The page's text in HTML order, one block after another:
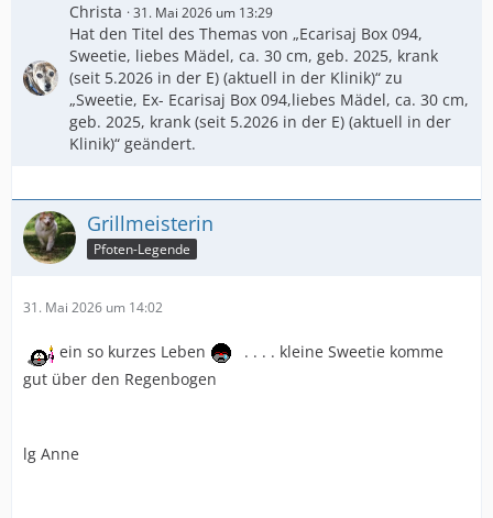
Christa 31. Mai 2026 um 13:29
Hat den Titel des Themas von „Ecarisaj Box 094,
Sweetie, liebes Mädel, ca. 30 cm, geb. 2025, krank
(seit 5.2026 in der E) (aktuell in der Klinik)“ zu
„Sweetie, Ex- Ecarisaj Box 094,liebes Mädel, ca. 30 cm,
geb. 2025, krank (seit 5.2026 in der E) (aktuell in der
Klinik)“ geändert.
Grillmeisterin
Pfoten-Legende
31. Mai 2026 um 14:02
ein so kurzes Leben
. . . . kleine Sweetie komme
gut über den Regenbogen
lg Anne